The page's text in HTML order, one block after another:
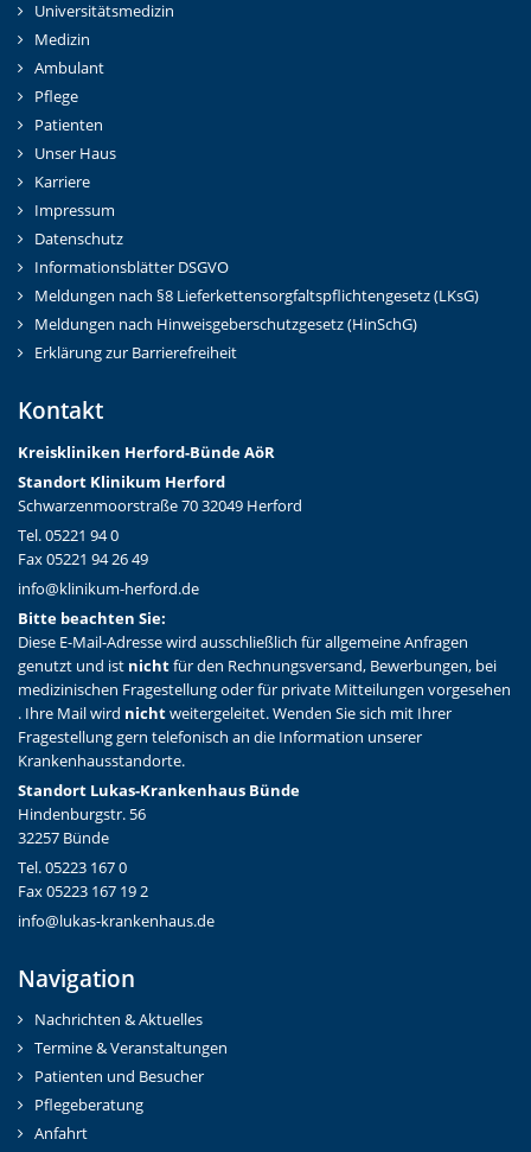
Universitätsmedizin
Medizin
Ambulant
Pflege
Patienten
Unser Haus
Karriere
Impressum
Datenschutz
Informationsblätter DSGVO
Meldungen nach §8 Lieferkettensorgfaltspflichtengesetz (LKsG)
Meldungen nach Hinweisgeberschutzgesetz (HinSchG)
Erklärung zur Barrierefreiheit
Kontakt
Kreiskliniken Herford-Bünde AöR
Standort Klinikum Herford
Schwarzenmoorstraße 70 32049 Herford
Tel. 05221 94 0
Fax 05221 94 26 49
info@klinikum-herford.de
Bitte beachten Sie:
Diese E-Mail-Adresse wird ausschließlich für allgemeine Anfragen
genutzt und ist nichtfür den Rechnungsversand, Bewerbungen, bei
medizinischen Fragestellung oder für private Mitteilungen vorgesehen
. Ihre Mail wird nichtweitergeleitet. Wenden Sie sich mit Ihrer
Fragestellung gern telefonisch an die Information unserer
Krankenhausstandorte.
Standort Lukas-Krankenhaus Bünde
Hindenburgstr. 56
32257 Bünde
Tel. 05223 167 0
Fax 05223 167 19 2
info@lukas-krankenhaus.de
Navigation
Nachrichten & Aktuelles
Termine & Veranstaltungen
Patienten und Besucher
Pflegeberatung
Anfahrt